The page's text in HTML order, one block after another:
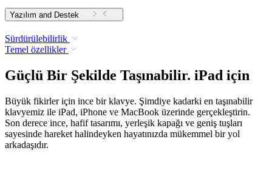
Yazılım and Destek
Sürdürülebilirlik
Temel özellikler
Güçlü Bir Şekilde Taşınabilir. iPad için
Büyük fikirler için ince bir klavye. Şimdiye kadarki en taşınabilir
klavyemiz ile iPad, iPhone ve MacBook üzerinde gerçekleştirin.
Son derece ince, hafif tasarımı, yerleşik kapağı ve geniş tuşları
sayesinde hareket halindeyken hayatınızda mükemmel bir yol
arkadaşıdır.